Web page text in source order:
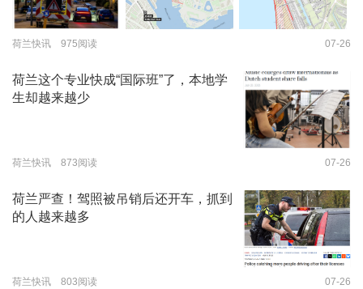
荷兰快讯 975阅读 07-26
荷兰这个专业快成“国际班”了，本地学
生却越来越少
荷兰快讯 873阅读 07-26
荷兰严查！驾照被吊销后还开车，抓到
的人越来越多
荷兰快讯 803阅读 07-26